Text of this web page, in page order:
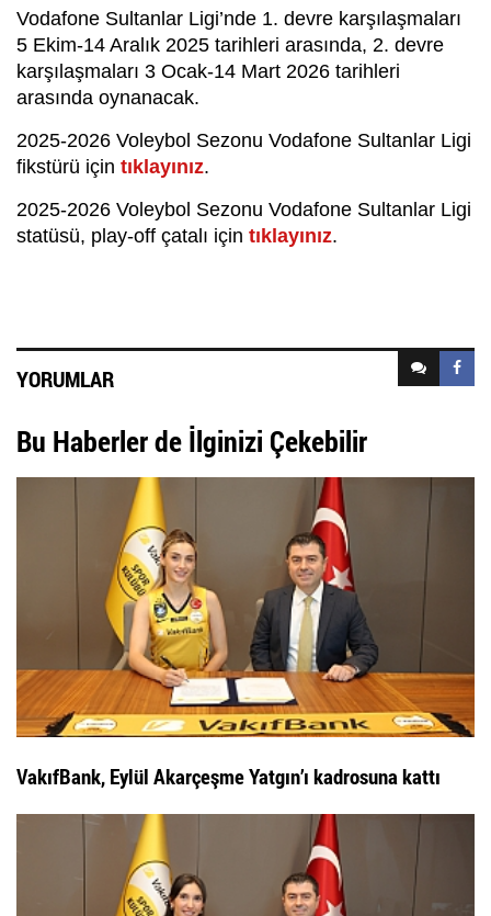
Vodafone Sultanlar Ligi’nde 1. devre karşılaşmaları
5 Ekim-14 Aralık 2025 tarihleri arasında, 2. devre
karşılaşmaları 3 Ocak-14 Mart 2026 tarihleri
arasında oynanacak.
2025-2026 Voleybol Sezonu Vodafone Sultanlar Ligi
fikstürü için tıklayınız.
2025-2026 Voleybol Sezonu Vodafone Sultanlar Ligi
statüsü, play-off çatalı için tıklayınız.
YORUMLAR
Bu Haberler de İlginizi Çekebilir
VakıfBank, Eylül Akarçeşme Yatgın’ı kadrosuna kattı